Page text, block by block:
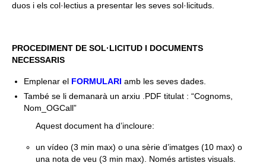
duos i els col·lectius a presentar les seves sol·licituds.
PROCEDIMENT DE SOL·LICITUD I DOCUMENTS
NECESSARIS
Emplenar el FORMULARI amb les seves dades.
També se li demanarà un arxiu .PDF titulat : “Cognoms,
Nom_OGCall”
Aquest document ha d’incloure:
un vídeo (3 min max) o una sèrie d’imatges (10 max) o
una nota de veu (3 min max). Només artistes visuals.